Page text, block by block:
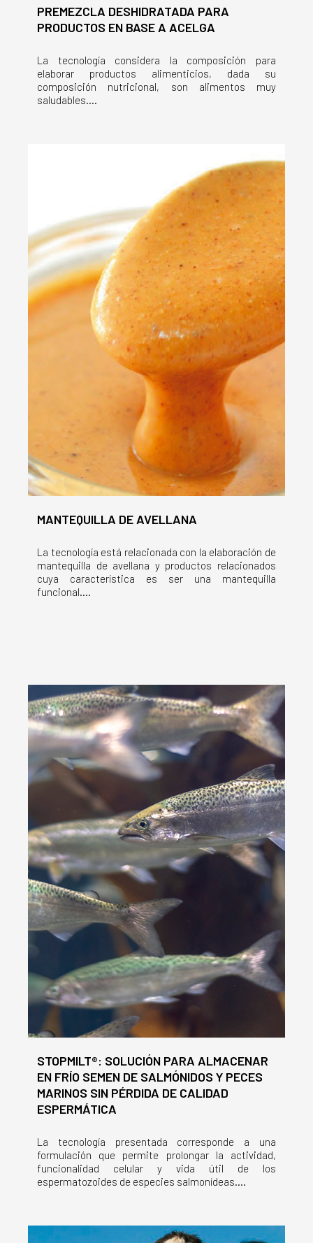
PREMEZCLA DESHIDRATADA PARA
PRODUCTOS EN BASE A ACELGA
La tecnología considera la composición para
elaborar productos alimenticios, dada su
composición nutricional, son alimentos muy
saludables....
MANTEQUILLA DE AVELLANA
La tecnología está relacionada con la elaboración de
mantequilla de avellana y productos relacionados
cuya característica es ser una mantequilla
funcional....
STOPMILT®: SOLUCIÓN PARA ALMACENAR
EN FRÍO SEMEN DE SALMÓNIDOS Y PECES
MARINOS SIN PÉRDIDA DE CALIDAD
ESPERMÁTICA
La tecnología presentada corresponde a una
formulación que permite prolongar la actividad,
funcionalidad celular y vida útil de los
espermatozoides de especies salmonídeas....